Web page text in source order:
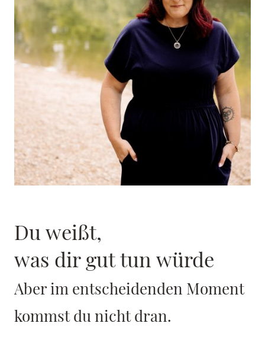
Du weißt,
was dir gut tun würde
Aber im entscheidenden Moment
kommst du nicht dran.